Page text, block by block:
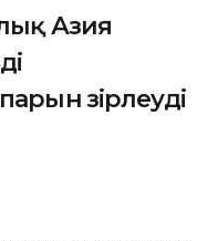
Азия
әзірлеуді